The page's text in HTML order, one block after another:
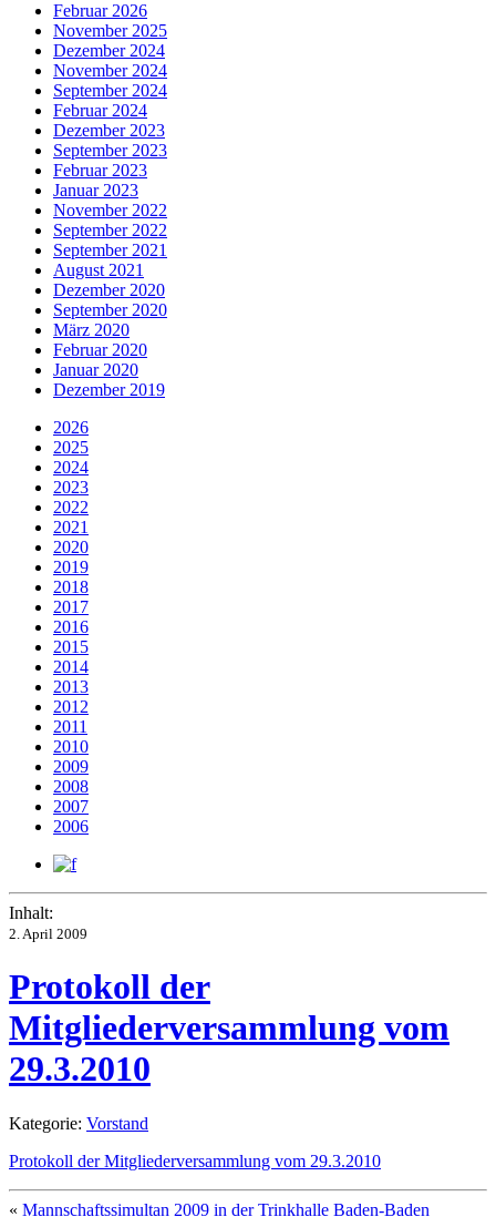
Februar 2026
November 2025
Dezember 2024
November 2024
September 2024
Februar 2024
Dezember 2023
September 2023
Februar 2023
Januar 2023
November 2022
September 2022
September 2021
August 2021
Dezember 2020
September 2020
März 2020
Februar 2020
Januar 2020
Dezember 2019
2026
2025
2024
2023
2022
2021
2020
2019
2018
2017
2016
2015
2014
2013
2012
2011
2010
2009
2008
2007
2006
Inhalt:
2. April 2009
Protokoll der
Mitgliederversammlung vom
29.3.2010
Kategorie: Vorstand
Protokoll der Mitgliederversammlung vom 29.3.2010
« Mannschaftssimultan 2009 in der Trinkhalle Baden-Baden